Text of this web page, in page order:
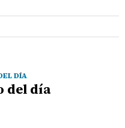
DÍA
del día